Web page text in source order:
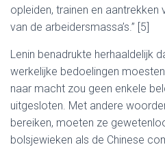
opleiden, trainen en aantrekken
van de arbeidersmassa’s.” [5]
Lenin benadrukte herhaaldelijk
werkelijke bedoelingen
naar macht zou geen enkele
uitgesloten. Met andere
bereiken, moeten ze
bolsjewieken als de Chinese